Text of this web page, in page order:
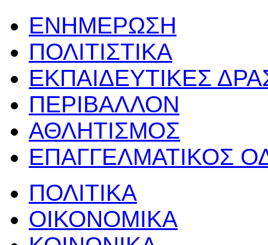
ΕΝΗΜΕΡΩΣΗ
ΠΟΛΙΤΙΣΤΙΚΑ
ΕΚΠΑΙΔΕΥΤΙΚΕΣ
ΠΕΡΙΒΑΛΛΟΝ
ΑΘΛΗΤΙΣΜΟΣ
ΕΠΑΓΓΕΛΜΑΤΙΚΟΣ
ΠΟΛΙΤΙΚΑ
ΟΙΚΟΝΟΜΙΚΑ